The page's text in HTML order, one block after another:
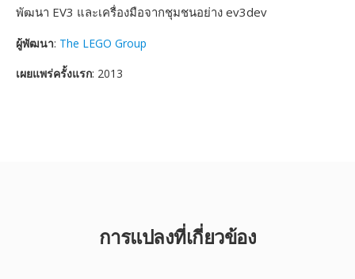
พัฒนา EV3 และเครื่องมือจากชุมชนอย่าง ev3dev
ผู้พัฒนา: The LEGO Group
เผยแพร่ครั้งแรก: 2013
การแปลงที่เกี่ยวข้อง